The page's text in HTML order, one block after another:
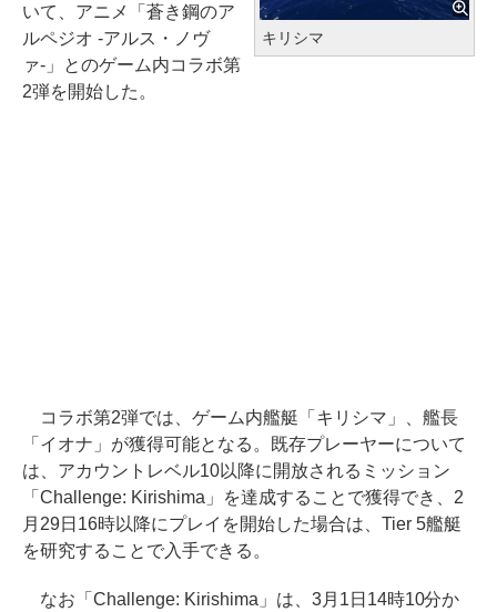
キリシマ
いて、アニメ「蒼き鋼のア
ルペジオ -アルス・ノヴ
ァ-」とのゲーム内コラボ第
2弾を開始した。
コラボ第2弾では、ゲーム内艦艇「キリシマ」、艦長
「イオナ」が獲得可能となる。既存プレーヤーについて
は、アカウントレベル10以降に開放されるミッション
「Challenge: Kirishima」を達成することで獲得でき、2
月29日16時以降にプレイを開始した場合は、Tier 5艦艇
を研究することで入手できる。
なお「Challenge: Kirishima」は、3月1日14時10分か